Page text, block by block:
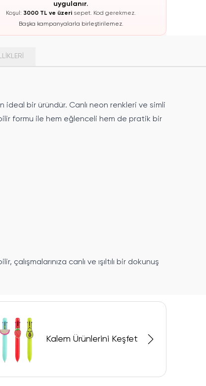
uygulanır.
Koşul: 3000 TL ve üzeri sepet. Kod gerekmez.
Başka kampanyalarla birleştirilemez.
ideal bir üründür. Canlı neon renkleri ve simli
formu ile hem eğlenceli hem de pratik bir
canlı ve ışıltılı bir dokunuş
Kalem Ürünlerini Keşfet